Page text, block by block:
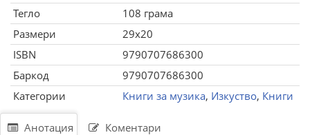
Тегло
108 грама
Размери
29x20
ISBN
9790707686300
Баркод
9790707686300
Категории
Книги за музика, Изкуство, Книги
Анотация Коментари